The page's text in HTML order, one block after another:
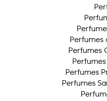
Perfumes
Perfumes
Perfumes
Perfumes